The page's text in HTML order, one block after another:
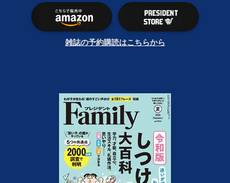
雑誌の予約購読はこちらから